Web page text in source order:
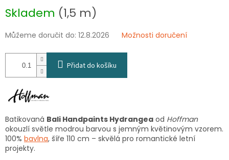
cena:
Skladem (1,5 m)
Můžeme doručit do: 12.8.2026 Možnosti doručení
Přidat do košíku
Batikovaná Bali Handpaints Hydrangea od Hoffman
okouzlí světle modrou barvou s jemným květinovým vzorem.
100% bavlna, šíře 110 cm – skvělá pro romantické letní
projekty.